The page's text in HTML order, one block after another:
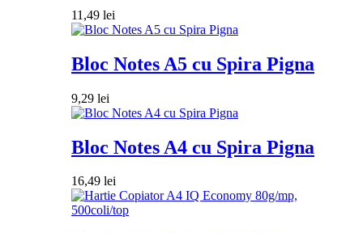
11,49 lei
Bloc Notes A5 cu Spira Pigna
9,29 lei
Bloc Notes A4 cu Spira Pigna
16,49 lei